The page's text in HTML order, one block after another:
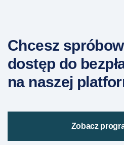
Chcesz
dostęp do
na naszej
Zobacz